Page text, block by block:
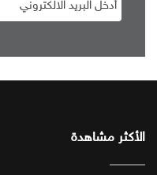
الأكثر مشاهدة